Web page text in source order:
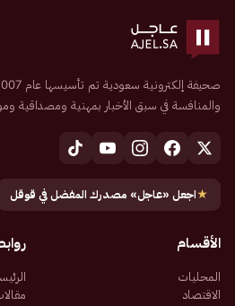
والمنافسة في سبق الأخبار بمهنية ومصداقية
★اجعل «عاجل» مصدرك المفضل في قوقل
الأقسام
المحليات
الاقتصاد